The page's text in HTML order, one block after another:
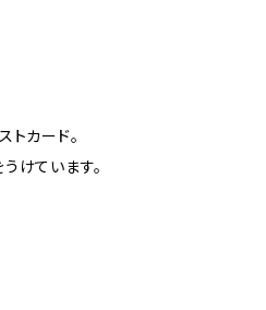
カード。
けています。